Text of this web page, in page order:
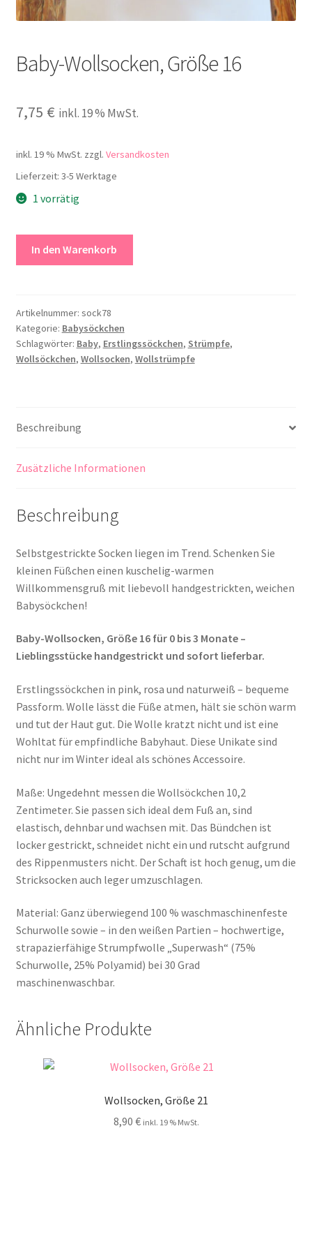
Kontakt
Baby-Wollsocken, Größe 16
7,75 € inkl. 19 % MwSt.
inkl. 19 % MwSt. zzgl. Versandkosten
Lieferzeit: 3-5 Werktage
1 vorrätig
Menge
In den Warenkorb
Artikelnummer: sock78
Kategorie: Babysöckchen
Schlagwörter: Baby, Erstlingssöckchen, Strümpfe,
Wollsöckchen, Wollsocken, Wollstrümpfe
Beschreibung
Zusätzliche Informationen
Beschreibung
Selbstgestrickte Socken liegen im Trend. Schenken Sie
kleinen Füßchen einen kuschelig-warmen
Willkommensgruß mit liebevoll handgestrickten, weichen
Babysöckchen!
Baby-Wollsocken, Größe 16 für 0 bis 3 Monate –
Lieblingsstücke handgestrickt und sofort lieferbar.
Erstlingssöckchen in pink, rosa und naturweiß – bequeme
Passform. Wolle lässt die Füße atmen, hält sie schön warm
und tut der Haut gut. Die Wolle kratzt nicht und ist eine
Wohltat für empfindliche Babyhaut. Diese Unikate sind
nicht nur im Winter ideal als schönes Accessoire.
Maße: Ungedehnt messen die Wollsöckchen 10,2
Zentimeter. Sie passen sich ideal dem Fuß an, sind
elastisch, dehnbar und wachsen mit. Das Bündchen ist
locker gestrickt, schneidet nicht ein und rutscht aufgrund
des Rippenmusters nicht. Der Schaft ist hoch genug, um die
Stricksocken auch leger umzuschlagen.
Material: Ganz überwiegend 100 % waschmaschinenfeste
Schurwolle sowie – in den weißen Partien – hochwertige,
strapazierfähige Strumpfwolle „Superwash“ (75%
Schurwolle, 25% Polyamid) bei 30 Grad
maschinenwaschbar.
Ähnliche Produkte
Wollsocken, Größe 21
8,90 € inkl. 19 % MwSt.